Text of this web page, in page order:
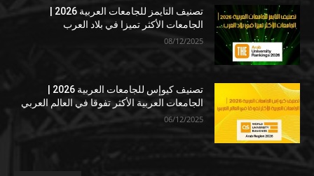
الجامعات الأكثر تميزا في بلاد العرب
08/12/2025
الجامعات العربية الأكثر تفوقا في العالم العربي
06/12/2025